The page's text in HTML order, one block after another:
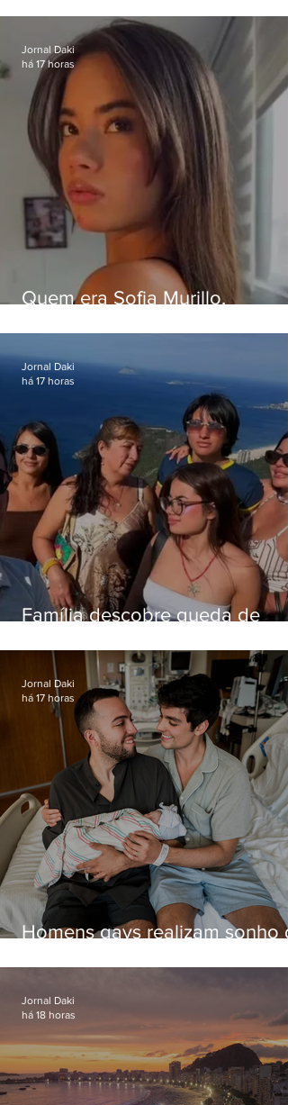
da Band
Quem era Sofia Murillo,
em queda de helicóptero no
Jornal Daki
há 17 horas
Família descobre queda de
enquanto aguardava segundo
voo
Jornal Daki
há 17 horas
Homens gays realizam sonho
paternidade
Jornal Daki
há 17 horas
Jornal Daki
há 18 horas